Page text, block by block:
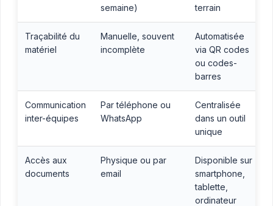
semaine)
terrain
Traçabilité du
matériel
Manuelle, souvent
incomplète
Automatisée
via QR codes
ou codes-
barres
Communication
inter-équipes
Par téléphone ou
WhatsApp
Centralisée
dans un outil
unique
Accès aux
documents
Physique ou par
email
Disponible sur
smartphone,
tablette,
ordinateur